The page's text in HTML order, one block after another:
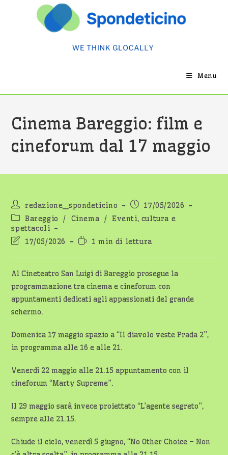
Menu
Cinema Bareggio: film e
cineforum dal 17 maggio
Autore
dell'articolo:
redazione_spondeticino
Articolo
pubblicato:
17/05/2026
Categoria
dell'articolo:
Bareggio / Cinema / Eventi, cultura e
spettacoli
Ultima
dell'articolo:
17/05/2026
Tempo
lettura:
1 min di lettura
Al Cineteatro San Luigi di Bareggio prosegue la
programmazione tra cinema e cineforum con
appuntamenti dedicati agli appassionati del grande
schermo.
Domenica 17 maggio spazio a “Il diavolo veste Prada 2”,
in programma alle 16 e alle 21.
Venerdì 22 maggio alle 21.15 appuntamento con il
cineforum “Marty Supreme”.
Il 29 maggio sarà invece proiettato “L’agente segreto”,
sempre alle 21.15.
Chiude il ciclo, venerdì 5 giugno, “No Other Choice – Non